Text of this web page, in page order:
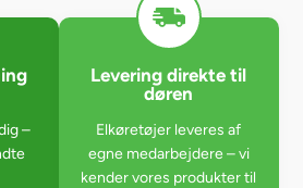
–
Levering direkte til
døren
Elkøretøjer leveres af
egne medarbejdere – vi
kender vores produkter til